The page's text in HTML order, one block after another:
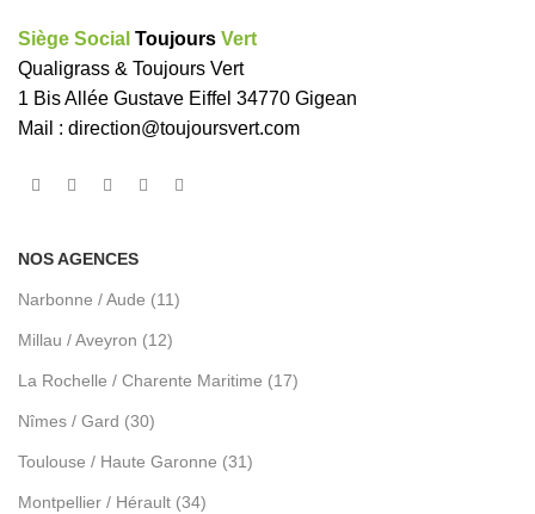
Siège Social Toujours Vert
Qualigrass & Toujours Vert
1 Bis Allée Gustave Eiffel 34770 Gigean
Mail : direction@toujoursvert.com
NOS AGENCES
Narbonne / Aude (11)
Millau / Aveyron (12)
La Rochelle / Charente Maritime (17)
Nîmes / Gard (30)
Toulouse / Haute Garonne (31)
Montpellier / Hérault (34)